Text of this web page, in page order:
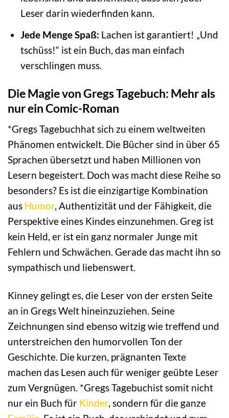
Leser darin wiederfinden kann.
Jede Menge Spaß: Lachen ist garantiert! „Und
tschüss!“ ist ein Buch, das man einfach
verschlingen muss.
Die Magie von Gregs Tagebuch: Mehr als
nur ein Comic-Roman
*Gregs Tagebuchhat sich zu einem weltweiten
Phänomen entwickelt. Die Bücher sind in über 65
Sprachen übersetzt und haben Millionen von
Lesern begeistert. Doch was macht diese Reihe so
besonders? Es ist die einzigartige Kombination
aus Humor, Authentizität und der Fähigkeit, die
Perspektive eines Kindes einzunehmen. Greg ist
kein Held, er ist ein ganz normaler Junge mit
Fehlern und Schwächen. Gerade das macht ihn so
sympathisch und liebenswert.
Kinney gelingt es, die Leser von der ersten Seite
an in Gregs Welt hineinzuziehen. Seine
Zeichnungen sind ebenso witzig wie treffend und
unterstreichen den humorvollen Ton der
Geschichte. Die kurzen, prägnanten Texte
machen das Lesen auch für weniger geübte Leser
zum Vergnügen. *Gregs Tagebuchist somit nicht
nur ein Buch für Kinder, sondern für die ganze